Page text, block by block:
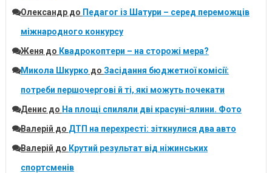
Олександрдо Педагог із Шатури – серед переможців
міжнародного конкурсу
Женя до Квадрокоптери – на сторожі мера?
Микола Шкурко до Засідання бюджетної комісії:
потреби першочергові й ті, які можуть почекати
Денисдо На площі спиляли дві красуні-ялини. Фото
Валерій до ДТП на перехресті: зіткнулися два авто
Валерій до Крутий результат від ніжинських
спортсменів